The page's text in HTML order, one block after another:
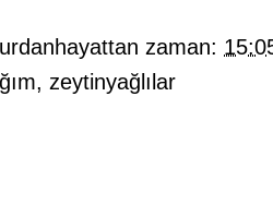
zaman:
, zeytinyağlılar